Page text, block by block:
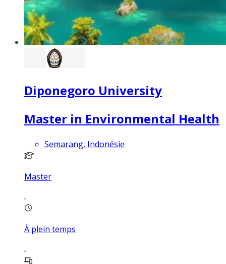
Diponegoro University
Master in Environmental Health
Semarang, Indonésie
Master
À plein temps